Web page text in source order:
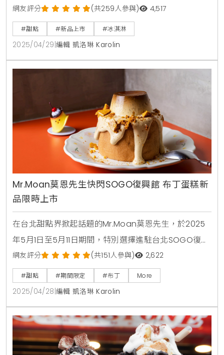
起健康甜點新風潮。即日起，消費者可在全台全家便利
商店以每款 99 元的親民價格，搶先品嚐三款獨特口
味：香草脆餅冰淇淋、可可風味脆餅冰淇淋與開心果脆
餅冰淇淋。品牌秉持「Better For You」的理念，採用
天然食材、降低 40% 糖分，並融入益生元纖維，為台
網友評分 (共259人參與) 4,517
#甜點 #新品上市 #冰淇淋
2025/04/29 編輯 凱洛琳 Karolin
Mr.Moan莫恩先生快閃SOGO復興館 布丁蛋糕新
品限時上市
在台北甜點界掀起話題的Mr.Moan莫恩先生，於2025
年5月1日至5月11日期間，特別選擇進駐台北SOGO復興
館快閃開賣布丁蛋糕新品。地點位於捷運忠孝復興站2
號出口旁的B2星巴克附近，交通便利。這場限時登場的
甜點快閃活動，不僅吸引了眾多甜點控朝聖，也成為台
北甜點快閃必訪新亮點。Mr.Moan莫恩先生以「用布丁
拯救世界」為理念，期望在繁忙生活中，以甜點療癒人
心。提到台北甜點快閃，便不得不提到Mr.
網友評分 (共151人參與) 2,622
#甜點 #期間限定 #布丁 More
2025/04/28 編輯 凱洛琳 Karolin